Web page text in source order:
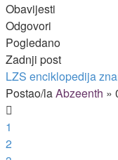
Obavijesti
Odgovori
Pogledano
Zadnji post
LZS enciklopedija
Postao/laAbzeenth »
1
2